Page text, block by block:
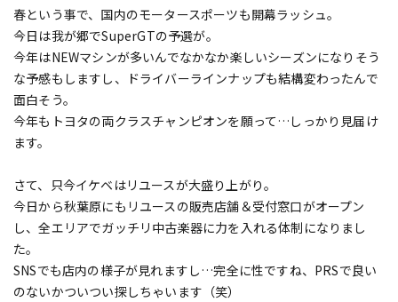
春という事で、国内のモータースポーツも開幕ラッシュ。
今日は我が郷でSuperGTの予選が。
今年はNEWマシンが多いんでなかなか楽しいシーズンになりそう
な予感もしますし、ドライバーラインナップも結構変わったんで
面白そう。
今年もトヨタの両クラスチャンピオンを願って…しっかり見届け
ます。
さて、只今イケベはリユースが大盛り上がり。
今日から秋葉原にもリユースの販売店舗＆受付窓口がオープン
し、全エリアでガッチリ中古楽器に力を入れる体制になりまし
た。
SNSでも店内の様子が見れますし…完全に性ですね、PRSで良い
のないかついつい探しちゃいます（笑）